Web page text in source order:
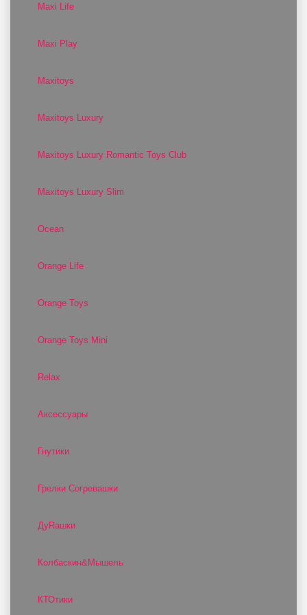
Maxi Life
Maxi Play
Maxitoys
Maxitoys Luxury
Maxitoys Luxury Romantic Toys Club
Maxitoys Luxury Slim
Ocean
Orange Life
Orange Toys
Orange Toys Mini
Relax
Аксессуары
Гнутики
Грелки Согревашки
ДуRашки
Колбаскин&Мышель
КТОтики